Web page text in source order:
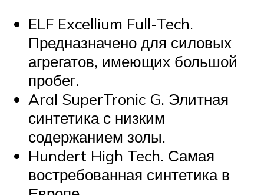
ELF Excellium Full-Tech.
Предназначено для силовых
агрегатов, имеющих большой
пробег.
Aral SuperTronic G. Элитная
синтетика с низким
содержанием золы.
Hundert High Tech. Самая
востребованная синтетика в